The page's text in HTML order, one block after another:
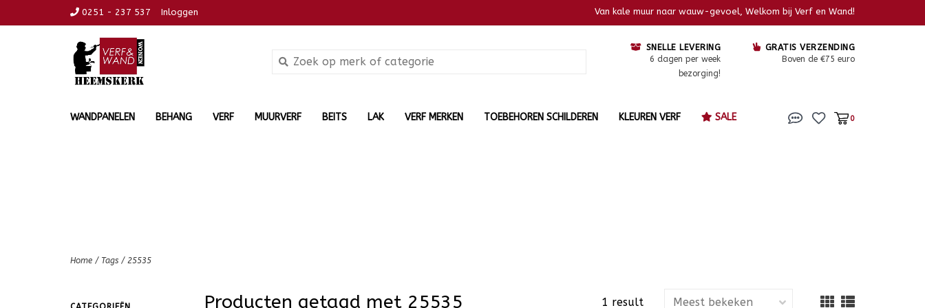
0251 - 237 537 Inloggen Van kale muur naar wauw-gevoel, Welkom bij Verf en Wand!
SNELLE LEVERING
6 dagen per week
bezorging!
GRATIS VERZENDING
Boven de €75 euro
WANDPANELEN BEHANG VERF MUURVERF BEITS LAK VERF MERKEN TOEBEHOREN SCHILDEREN KLEUREN VERF SALE 0
Home / Tags / 25535
Producten getagd met 25535 1 result